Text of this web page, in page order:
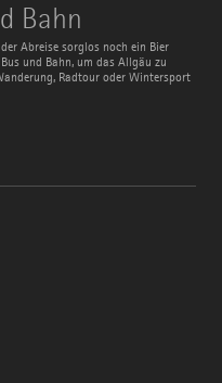
Bahn
Abreise sorglos noch ein Bier
und Bahn, um das Allgäu zu
Radtour oder Wintersport